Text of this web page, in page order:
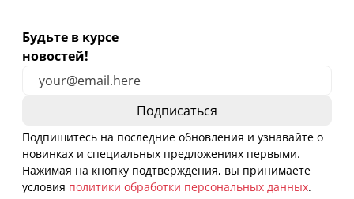
Будьте в курсе
новостей!
Подпишитесь на последние обновления и узнавайте о
новинках и специальных предложениях первыми.
Нажимая на кнопку подтверждения, вы принимаете
условия политики обработки персональных данных.